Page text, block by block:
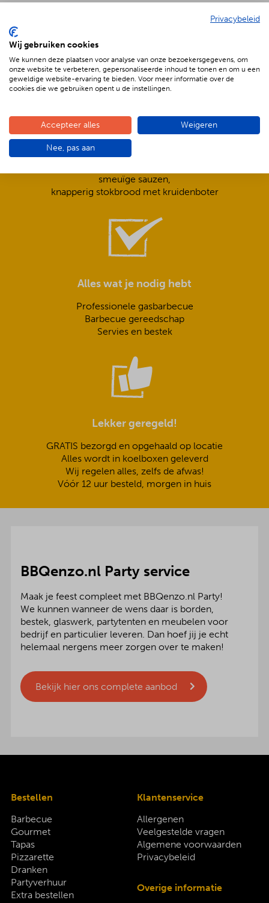
De voordelen van BBQenzo.nl
Compleet is ook écht compleet!
smeuïge sauzen,
knapperig stokbrood met kruidenboter
Alles wat je nodig hebt
Professionele gasbarbecue
Barbecue gereedschap
Servies en bestek
Lekker geregeld!
GRATIS bezorgd en opgehaald op locatie
Alles wordt in koelboxen geleverd
Wij regelen alles, zelfs de afwas!
Vóór 12 uur besteld, morgen in huis
BBQenzo.nl Party service
Maak je feest compleet met BBQenzo.nl Party!
We kunnen wanneer de wens daar is borden,
bestek, glaswerk, partytenten en meubelen voor
bedrijf en particulier leveren. Dan hoef jij je echt
helemaal nergens meer zorgen over te maken!
Bekijk hier ons complete aanbod
Bestellen
Barbecue
Gourmet
Tapas
Pizzarette
Dranken
Partyverhuur
Extra bestellen
Klantenservice
Allergenen
Veelgestelde vragen
Algemene voorwaarden
Privacybeleid
Overige informatie
Privacybeleid
Wij gebruiken cookies
We kunnen deze plaatsen voor analyse van onze bezoekersgegevens, om
onze website te verbeteren, gepersonaliseerde inhoud te tonen en om u een
geweldige website-ervaring te bieden. Voor meer informatie over de
cookies die we gebruiken opent u de instellingen.
Accepteer alles Weigeren
Nee, pas aan